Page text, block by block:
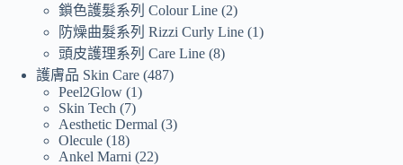
鎖色護髮系列 Colour Line 2
防燥曲髮系列 Rizzi Curly Line 1
頭皮護理系列 Care Line 8
護膚品 Skin Care 487
Peel2Glow 1
Skin Tech
7
Aesthetic Dermal 3
Olecule 18
Ankel Marni
22